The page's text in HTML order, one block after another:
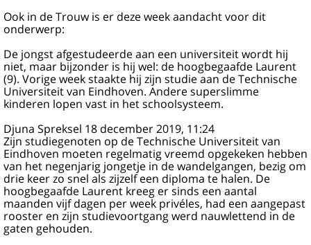
Ook in de Trouw is er deze week aandacht voor dit
onderwerp:
De jongst afgestudeerde aan een universiteit wordt hij
niet, maar bijzonder is hij wel: de hoogbegaafde Laurent
(9). Vorige week staakte hij zijn studie aan de Technische
Universiteit van Eindhoven. Andere superslimme
kinderen lopen vast in het schoolsysteem.
Djuna Spreksel 18 december 2019, 11:24
Zijn studiegenoten op de Technische Universiteit van
Eindhoven moeten regelmatig vreemd opgekeken hebben
van het negenjarig jongetje in de wandelgangen, bezig om
drie keer zo snel als zijzelf een diploma te halen. De
hoogbegaafde Laurent kreeg er sinds een aantal
maanden vijf dagen per week privéles, had een aangepast
rooster en zijn studievoortgang werd nauwlettend in de
gaten gehouden.